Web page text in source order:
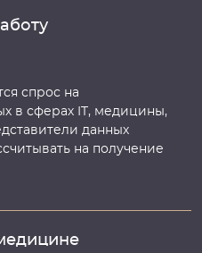
спрос на
в сферах IT, медицины,
данных
на получение